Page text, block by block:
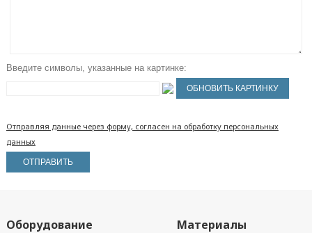
Введите символы, указанные на картинке:
Отправляя данные через форму, согласен на обработку персональных
данных
Оборудование Материалы